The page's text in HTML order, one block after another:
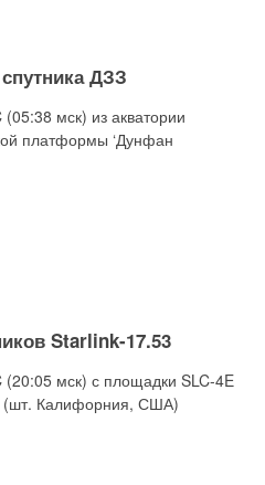
ДЗЗ
(05:38 мск) из акватории
платформы ‘Дунфан
Starlink-17.53
(20:05 мск) с площадки SLC-4E
Калифорния, США)